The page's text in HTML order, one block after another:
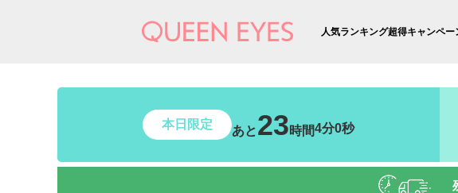
人気ランキング超得キャンペー
本日限定 あと23時間3分59秒